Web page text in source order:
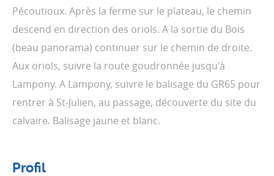
Pécoutioux. Après la ferme sur le plateau, le chemin
descend en direction des oriols. A la sortie du Bois
(beau panorama) continuer sur le chemin de droite.
Aux oriols, suivre la route goudronnée jusqu'à
Lampony. A Lampony, suivre le balisage du GR65 pour
rentrer à St-Julien, au passage, découverte du site du
calvaire. Balisage jaune et blanc.
Profil